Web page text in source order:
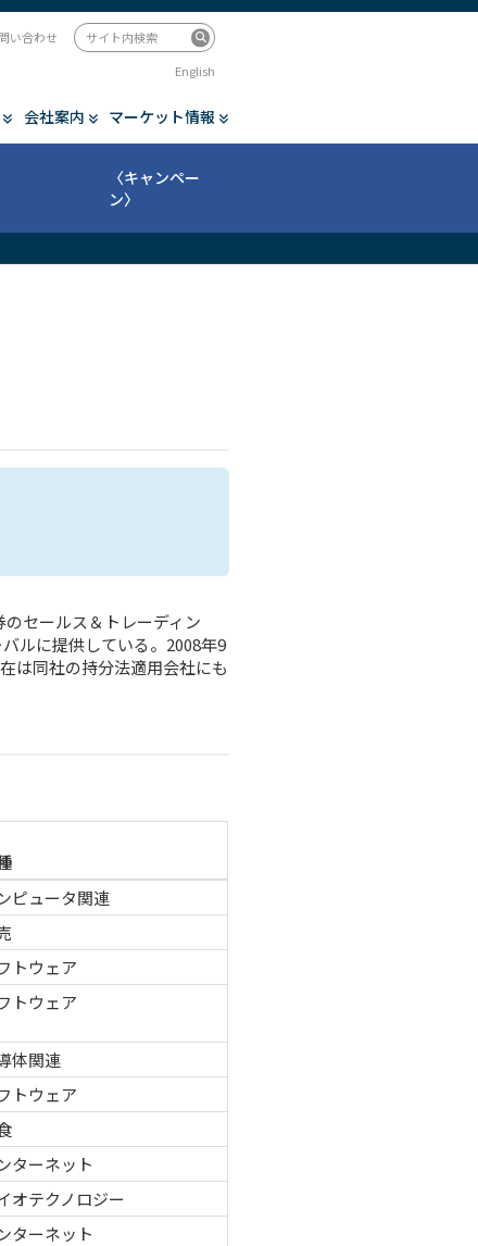
会社案内 マーケット情報
い合わせ
English
〈キャンペー
ン〉
セールス＆トレーディン
ルに提供している。2008年9
は同社の持分法適用会社にも
ピュータ関連
トウェア
トウェア
体関連
トウェア
ターネット
オテクノロジー
ターネット